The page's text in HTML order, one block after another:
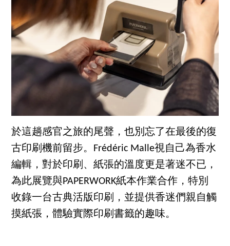
於這趟感官之旅的尾聲，也別忘了在最後的復
古印刷機前留步。Frédéric Malle視自己為香水
編輯，對於印刷、紙張的溫度更是著迷不已，
為此展覽與PAPERWORK紙本作業合作，特別
收錄一台古典活版印刷，並提供香迷們親自觸
摸紙張，體驗實際印刷書籤的趣味。